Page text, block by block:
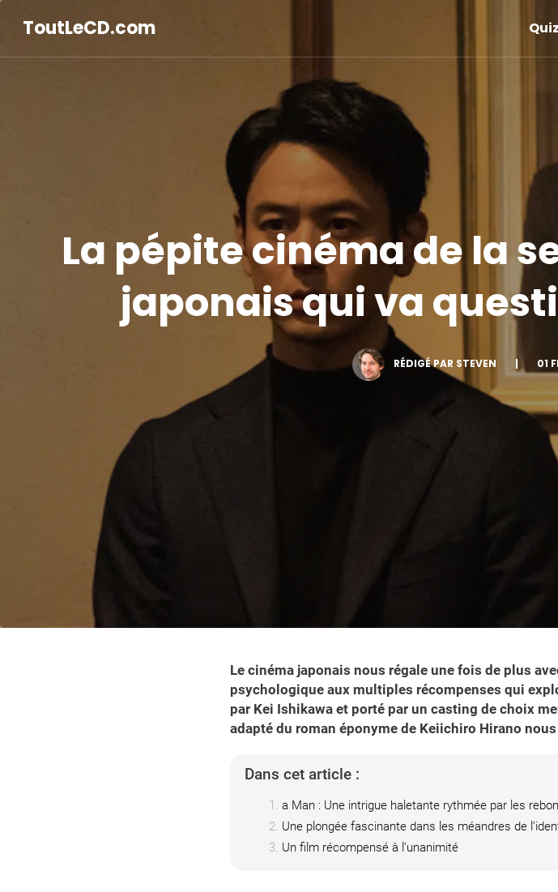
ToutLeCD.com Quiz
La pépite cinéma de la
japonais qui va
RÉDIGÉ PAR STEVEN | 01
Le cinéma japonais nous régale une fois de plus
psychologique aux multiples récompenses qui
par Kei Ishikawa et porté par un casting de choix
adapté du roman éponyme de Keiichiro Hirano
Dans cet article :
a Man : Une intrigue haletante rythmée par les
Une plongée fascinante dans les méandres de
Un film récompensé à l’unanimité